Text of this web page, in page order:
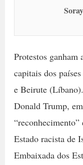
Protestos ganham
capitais dos
e Beirute
Donald Trump,
Estado racista de
Embaixada dos